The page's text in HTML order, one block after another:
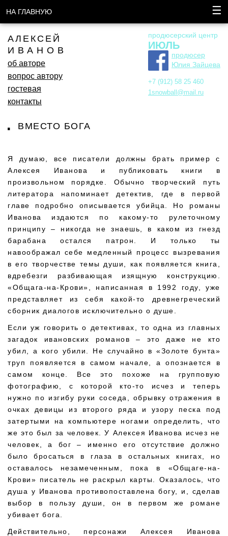
НА ГЛАВНУЮ ☰
АЛЕКСЕЙ
ИВАНОВ
об авторе
вопрос автору
гостевая
контакты
продюсерский центр
ИЮЛЬ
продюсер
Юлия Зайцева
+7 (912) 58 25 460
1snowball@mail.ru
ВМЕСТО БОГА
Я думаю, все писатели должны брать пример с
Алексея Иванова и публиковать книги в
произвольном порядке. Обычно творческий путь
литератора напоминает детектив, где в первой
главе подробно описывается убийца. Но романы
Иванова издаются по какому-то рулеточному
принципу – никогда не знаешь, в каком из гнезд
барабана остался патрон. И только ты
навоображал себе медленный процесс вызревания
в его творчестве темы души, как появляется книга,
вдребезги разбивающая изящную конструкцию.
«Общага-на-Крови», написанная в 1992 году, уже
представляет из себя какой-то древнегреческий
сборник диалогов исключительно о душе.
Если уж говорить о детективах, то одна из главных
загадок ивановских романов – это даже не кто
убил, а кого убили. Не случайно в «Золоте бунта»
труп появляется в самом начале, а опознается в
самом конце. Все это похоже на групповую
фотографию, с которой кто-то исчез и теперь
нужно по изгибу руки соседа, обрывку отражения в
очках девицы из второго ряда и узору песка под
затертыми на компьютере ногами определить, что
же это был за человек. У Алексея Иванова исчез не
человек, а бог – именно его отсутствие должно
было бросаться в глаза в остальных книгах, но
оставалось незамеченным, пока в «Общаге-на-
Крови» писатель не раскрыл карты. Оказалось, что
душа у Иванова противопоставлена богу, и, сделав
выбор в пользу души, он в первом же романе
убивает бога.
Действительно, персонажи Алексея Иванова